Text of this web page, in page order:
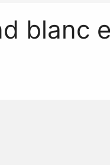
blanc